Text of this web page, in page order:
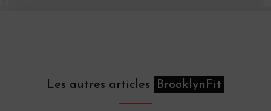
Les autres articles BrooklynFit